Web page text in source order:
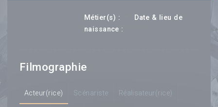
Métier(s) :
Date & lieu de
naissance :
Filmographie
Acteur(rice) Scénariste Réalisateur(rice)